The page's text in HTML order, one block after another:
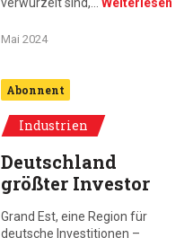
Mai 2024
Abonnent
Industrien
Deutschland
größter Investor
Grand Est, eine Region für
deutsche Investitionen –